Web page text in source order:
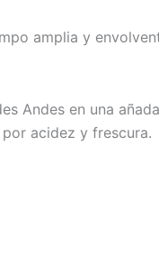
amplia y
Andes en una
acidez y frescura.